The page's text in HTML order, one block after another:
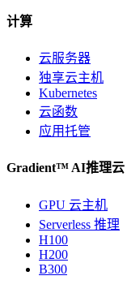
计算
云服务器
独享云主机
Kubernetes
云函数
应用托管
Gradient™ AI推理云
GPU 云主机
Serverless 推理
H100
H200
B300